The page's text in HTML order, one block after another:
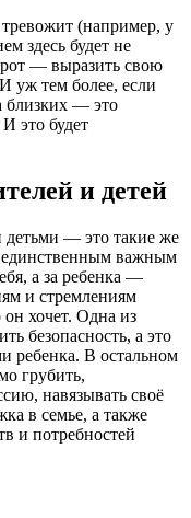
(например, у
здесь будет не
— выразить свою
уж тем более, если
близких — это
это будет
и детей
детьми — это такие же
важным
а за ребенка —
и стремлениям
он хочет. Одна из
безопасность, а это
ребенка. В остальном
грубить,
навязывать своё
в семье, а также
и потребностей